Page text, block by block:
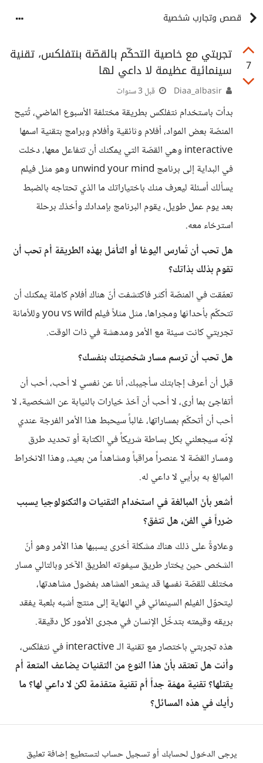
قصص وتجارب شخصية
7
تجربتي مع خاصية التحكّم بالقصّة بنتفلكس، تقنية
سينمائية عظيمة لا داعي لها
قبل 3 سنوات
بدأت باستخدام نتفلكس بطريقة مختلفة الأسبوع الماضي، تُتيح
المنصّة بعض المواد، أفلام وثائقية وأفلام وبرامج بتقنية اسمها
interactive وهي القصّة التي يمكنك أن تتفاعل معها، دخلت
في البداية إلى برنامج unwind your mind وهو مثل فيلم
يسألك أسئلة ليعرف منك باختياراتك ما الذي تحتاجه بالضبط
بعد يوم عمل طويل، يقوم البرنامج بإمدادك وأخذك برحلة
استرخاء معه.
هل تحب أن تُمارس اليوغا أو التأمّل بهذه الطريقة أم تحب أن
تقوم بذلك بذاتك؟
تعمّقت في المنصّة أكثر فاكتشفت أنّ هناك أفلام كاملة يمكنك أن
تتحكّم بأحداثها ومجراها، مثل مثلاً فيلم you vs wild وللأمانة
تجربتي كانت سيئة مع الأمر ومدهشة في ذات الوقت.
هل تحب أن ترسم مسار شخصيّتك بنفسك؟
قبل أن أعرف إجابتك سأجيبك، أنا عن نفسي لا أحب، أحب أن
أتفاجئ بما أرى، لا أحب أن آخذ خيارات بالنيابة عن الشخصية، لا
أحب أن أتحكّم بمساراتها، غالباً سيحبط هذا الأمر الفرجة عندي
لإنّه سيجعلني بكل بساطة شريكاً في الكتابة أو تحديد طرق
ومسار القصّة لا عنصراً مراقباً ومشاهداً من بعيد، وهذا الانخراط
المبالغ به برأيي لا داعي له.
أشعر بأنّ المبالغة في استخدام التقنيات والتكنولوجيا يسبب
ضرراً في الفن، هل تتفق؟
وعلاوةً على ذلك هناك مشكلة أخرى يسببها هذا الأمر وهو أنّ
الشخص حين يختار طريق سيفوته الطريق الآخر وبالتالي مسار
مختلف للقصّة نفسها قد يشعر المشاهد بفضول مشاهدتها،
ليتحوّل الفيلم السينمائي في النهاية إلى منتج أشبه بلعبة يفقد
بريقه وقيمته بتدخّل الإنسان في مجرى الأمور كل دقيقة.
هذه تجربتي باختصار مع تقنية الـ interactive في نتفلكس،
وأنت هل تعتقد بأنّ هذا النوع من التقنيات يضاعف المتعة أم
يقتلها؟ تقنية مهمّة جداً أم تقنية متقدّمة لكن لا داعي لها؟ ما
رأيك في هذه المسائل؟
يرجى الدخول لحسابك أو تسجيل حساب لتستطيع إضافة تعليق